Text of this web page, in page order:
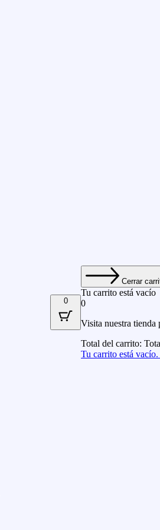
0
Cerrar
Tu carrito está vacío
0
Visita nuestra tienda
Total del carrito:
Tu carrito está